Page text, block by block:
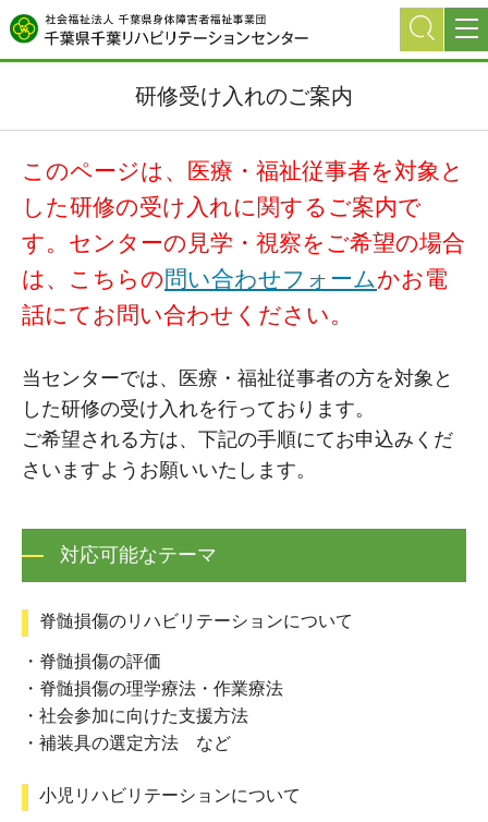
グ
ロ
ー
本
文
へ
ロ
ー
カ
フ
ッ
タ
研修受け入れのご案内
このページは、医療・福祉従事者を対象と
した研修の受け入れに関するご案内で
す。センターの見学・視察をご希望の場合
は、こちらの問い合わせフォームかお電
話にてお問い合わせください。
当センターでは、医療・福祉従事者の方を対象と
した研修の受け入れを行っております。
ご希望される方は、下記の手順にてお申込みくだ
さいますようお願いいたします。
対応可能なテーマ
脊髄損傷のリハビリテーションについて
・脊髄損傷の評価
・脊髄損傷の理学療法・作業療法
・社会参加に向けた支援方法
・補装具の選定方法 など
小児リハビリテーションについて